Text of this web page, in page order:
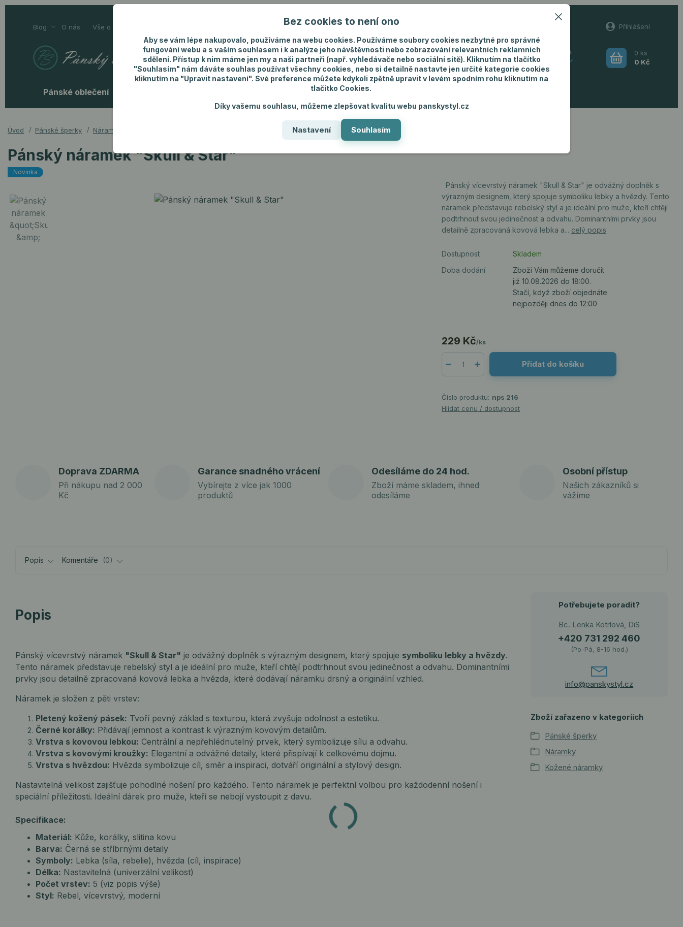
Blog O nás Vše o nákupu Nevíte si rady? Zavolejte. +420 731 292 460 Přihlášení
Hledat
0 ks
0 Kč
Pánské oblečení Pánské šperky
Úvod Pánské šperky Náramky
Pánský náramek "Skull & Star"
Novinka
Pánský vícevrstvý náramek "Skull & Star" je odvážný doplněk s
výrazným designem, který spojuje symboliku lebky a hvězdy. Tento
náramek představuje rebelský styl a je ideální pro muže, kteří chtějí
podtrhnout svou jedinečnost a odvahu. Dominantními prvky jsou
detailně zpracovaná kovová lebka a... celý popis
Dostupnost
Skladem
Doba dodání
Zboží Vám můžeme doručit
již 10.08.2026 do 18:00.
Stačí, když zboží objednáte
nejpozději dnes do 12:00
229 Kč/ks
Přidat do košíku
Číslo produktu: nps 216
Hlídat cenu / dostupnost
Doprava ZDARMA
Při nákupu nad 2 000
Kč
Garance snadného vrácení
Vybírejte z více jak 1000
produktů
Odesíláme do 24 hod.
Zboží máme skladem, ihned
odesíláme
Osobní přístup
Našich zákazníků si
vážíme
Popis Komentáře 0
Popis
Pánský vícevrstvý náramek "Skull & Star" je odvážný doplněk s výrazným designem, který spojuje symboliku lebky a hvězdy.
Tento náramek představuje rebelský styl a je ideální pro muže, kteří chtějí podtrhnout svou jedinečnost a odvahu. Dominantními
prvky jsou detailně zpracovaná kovová lebka a hvězda, které dodávají náramku drsný a originální vzhled.
Náramek je složen z pěti vrstev:
Pletený kožený pásek: Tvoří pevný základ s texturou, která zvyšuje odolnost a estetiku.
Černé korálky: Přidávají jemnost a kontrast k výrazným kovovým detailům.
Vrstva s kovovou lebkou: Centrální a nepřehlédnutelný prvek, který symbolizuje sílu a odvahu.
Vrstva s kovovými kroužky: Elegantní a odvážné detaily, které přispívají k celkovému dojmu.
Vrstva s hvězdou: Hvězda symbolizuje cíl, směr a inspiraci, dotváří originální a stylový design.
Nastavitelná velikost zajišťuje pohodlné nošení pro každého. Tento náramek je perfektní volbou pro každodenní nošení i
speciální příležitosti. Ideální dárek pro muže, kteří se nebojí vystoupit z davu.
Specifikace:
Materiál: Kůže, korálky, slitina kovu
Barva: Černá se stříbrnými detaily
Symboly: Lebka (síla, rebelie), hvězda (cíl, inspirace)
Délka: Nastavitelná (univerzální velikost)
Počet vrstev: 5 (viz popis výše)
Styl: Rebel, vícevrstvý, moderní
Potřebujete poradit?
Bc. Lenka Kotrlová, DiS
+420 731 292 460
(Po-Pá, 8-16 hod.)
info@panskystyl.cz
Zboží zařazeno v kategoriích
Pánské šperky
Náramky
Kožené náramky
Bez cookies to není ono
Aby se vám lépe nakupovalo, používáme na webu cookies. Používáme soubory cookies nezbytné pro správné
fungování webu a s vaším souhlasem i k analýze jeho návštěvnosti nebo zobrazování relevantních reklamních
sdělení. Přístup k nim máme jen my a naši partneři (např. vyhledávače nebo sociální sítě). Kliknutím na tlačítko
"Souhlasím" nám dáváte souhlas používat všechny cookies, nebo si detailně nastavte jen určité kategorie cookies
kliknutím na "Upravit nastavení". Své preference můžete kdykoli zpětně upravit v levém spodním rohu kliknutím na
tlačítko Cookies.
Díky vašemu souhlasu, můžeme zlepšovat kvalitu webu panskystyl.cz
Nastavení Souhlasím